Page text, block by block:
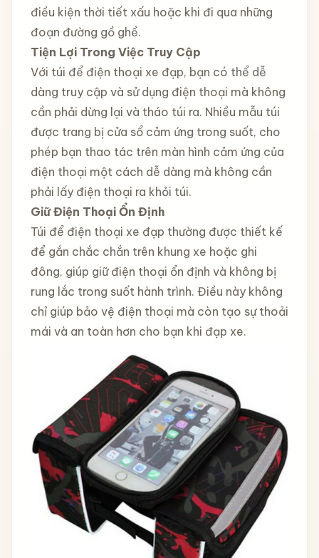
điều kiện thời tiết xấu hoặc khi đi qua những
đoạn đường gồ ghề.
Tiện Lợi Trong Việc Truy Cập
Với túi để điện thoại xe đạp, bạn có thể dễ
dàng truy cập và sử dụng điện thoại mà không
cần phải dừng lại và tháo túi ra. Nhiều mẫu túi
được trang bị cửa sổ cảm ứng trong suốt, cho
phép bạn thao tác trên màn hình cảm ứng của
điện thoại một cách dễ dàng mà không cần
phải lấy điện thoại ra khỏi túi.
Giữ Điện Thoại Ổn Định
Túi để điện thoại xe đạp thường được thiết kế
để gắn chắc chắn trên khung xe hoặc ghi
đông, giúp giữ điện thoại ổn định và không bị
rung lắc trong suốt hành trình. Điều này không
chỉ giúp bảo vệ điện thoại mà còn tạo sự thoải
mái và an toàn hơn cho bạn khi đạp xe.